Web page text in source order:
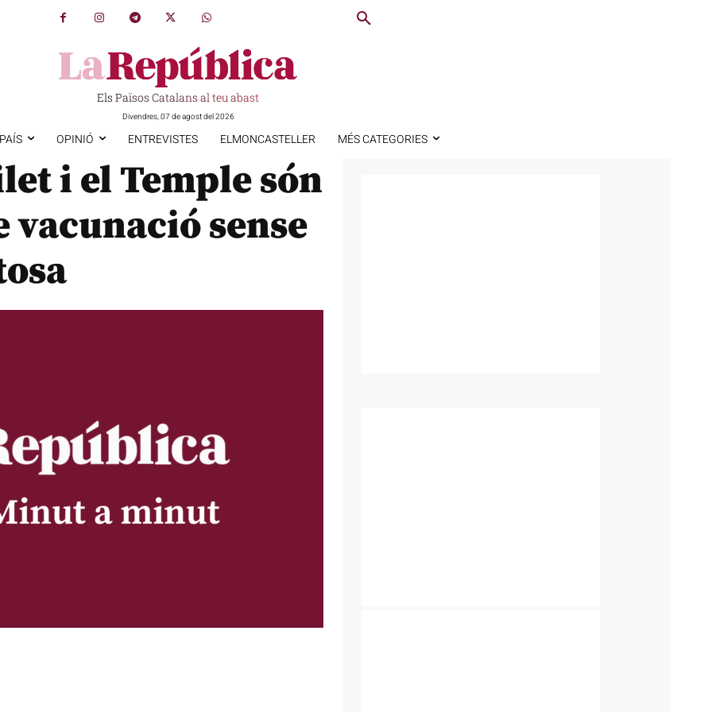
Els Països Catalans al teu abast
Divendres, 07 de agost del 2026
OPINIÓ ENTREVISTES ELMONCASTELLER MÉS CATEGORIES
i el Temple són
vacunació sense